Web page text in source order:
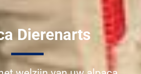
Dierenarts